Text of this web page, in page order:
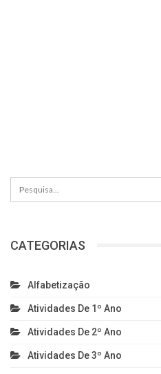
CATEGORIAS
Alfabetização
Atividades De 1º Ano
Atividades De 2º Ano
Atividades De 3º Ano